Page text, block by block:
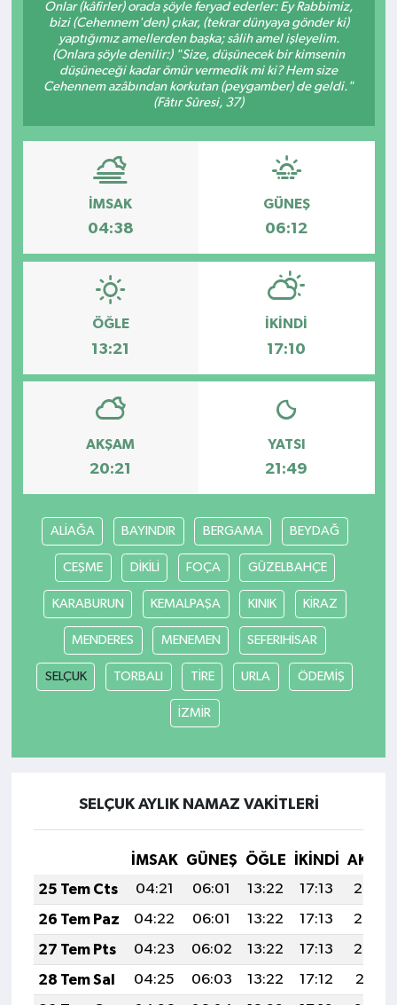
Onlar (kâfirler) orada şöyle feryad ederler: Ey Rabbimiz,
bizi (Cehennem'den) çıkar, (tekrar dünyaya gönder ki)
yaptığımız amellerden başka; sâlih amel işleyelim.
(Onlara şöyle denilir:) "Size, düşünecek bir kimsenin
düşüneceği kadar ömür vermedik mi ki? Hem size
Cehennem azâbından korkutan (peygamber) de geldi."
(Fâtır Sûresi, 37)
İMSAK
04:38
GÜNEŞ
06:12
ÖĞLE
13:21
İKINDI
17:10
AKŞAM
20:21
YATSI
21:49
ALİAĞA BAYINDIR BERGAMA BEYDAĞ
CEŞME DİKİLİ FOÇA GÜZELBAHÇE
KARABURUN KEMALPAŞA KINIK KİRAZ
MENDERES MENEMEN SEFERIHİSAR
SELÇUK TORBALI TİRE URLA ÖDEMİŞ
İZMİR
SELÇUK AYLIK NAMAZ VAKITLERI
İMSAK GÜNEŞ ÖĞLE İKINDI
25 Tem Cts
04:21 06:01 13:22 17:13
20:34
26 Tem Paz
04:22 06:01 13:22 17:13
20:33
27 Tem Pts
04:23 06:02 13:22 17:13
20:32
28 Tem Sal
04:25 06:03 13:22 17:12
20:31
Kültür - Sanat
Yaşam